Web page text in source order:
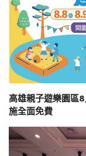
高雄親子遊樂園區
施全面免費